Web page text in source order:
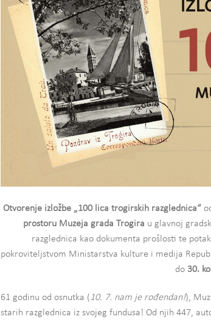
Otvorenje izložbe „100 lica trogirskih razglednica“
prostoru Muzeja grada Trogira u glavnoj
razglednica kao dokumenta prošlosti te
pokroviteljstvom Ministarstva kulture i medija
do 30.
61 godinu od osnutka (10. 7. nam je rođendan!),
starih razglednica iz svojeg fundusa! Od njih 447,